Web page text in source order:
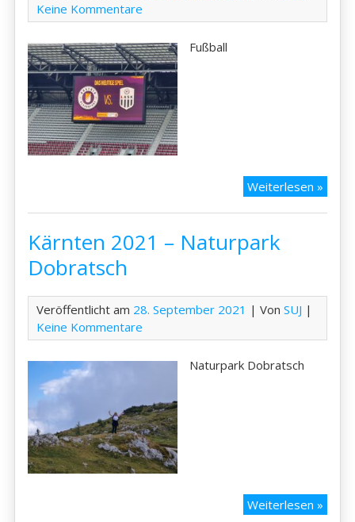
Keine Kommentare
Fußball
Weiterlesen »
Kärnten 2021 – Naturpark
Dobratsch
Veröffentlicht am 28. September 2021 | VonSUJ |
Keine Kommentare
Naturpark Dobratsch
Weiterlesen »